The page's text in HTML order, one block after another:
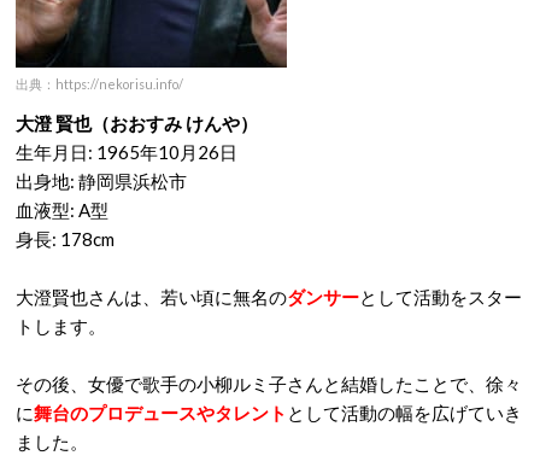
出典：https://nekorisu.info/
大澄 賢也（おおすみ けんや）
生年月日: 1965年10月26日
出身地: 静岡県浜松市
血液型: A型
身長: 178cm
大澄賢也さんは、若い頃に無名のダンサーとして活動をスター
トします。
その後、女優で歌手の小柳ルミ子さんと結婚したことで、徐々
に舞台のプロデュースやタレント として活動の幅を広げていき
ました。